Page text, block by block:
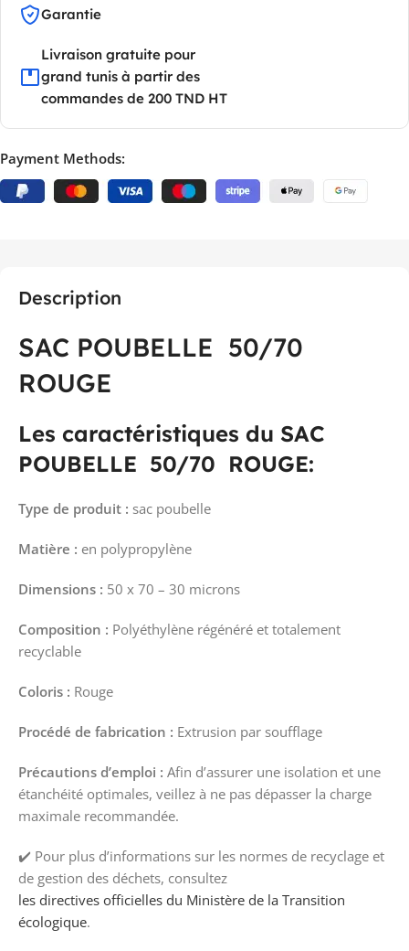
Garantie
Livraison gratuite pour
grand tunis à partir des
commandes de 200 TND HT
Payment Methods:
Description
SAC POUBELLE 50/70
ROUGE
Les caractéristiques du SAC
POUBELLE 50/70 ROUGE:
Type de produit : sac poubelle
Matière : en polypropylène
Dimensions : 50 x 70 – 30 microns
Composition : Polyéthylène régénéré et totalement
recyclable
Coloris : Rouge
Procédé de fabrication : Extrusion par soufflage
Précautions d’emploi : Afin d’assurer une isolation et une
étanchéité optimales, veillez à ne pas dépasser la charge
maximale recommandée.
✔️ Pour plus d’informations sur les normes de recyclage et
de gestion des déchets, consultez
les directives officielles du Ministère de la Transition
écologique.